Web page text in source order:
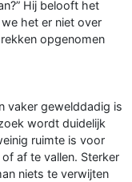
Hij belooft het
het er niet over
opgenomen
vaker gewelddadig is
wordt duidelijk
ruimte is voor
af te vallen. Sterker
niets te verwijten